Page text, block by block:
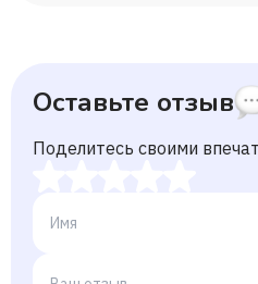
Оставьте отзыв
Поделитесь своими